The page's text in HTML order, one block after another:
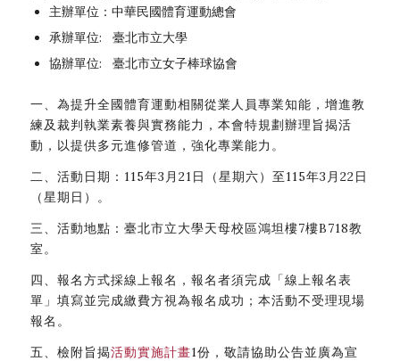
主辦單位：中華民國體育運動總會
承辦單位: 臺北市立大學
協辦單位: 臺北市立女子棒球協會
一、為提升全國體育運動相關從業人員專業知能，增進教
練及裁判執業素養與實務能力，本會特規劃辦理旨揭活
動，以提供多元進修管道，強化專業能力。
二、活動日期：115年3月21日（星期六）至115年3月22日
（星期日）。
三、活動地點：臺北市立大學天母校區鴻坦樓7樓B718教
室。
四、報名方式採線上報名，報名者須完成「線上報名表
單」填寫並完成繳費方視為報名成功；本活動不受理現場
報名。
五、檢附旨揭活動實施計畫1份，敬請協助公告並廣為宣